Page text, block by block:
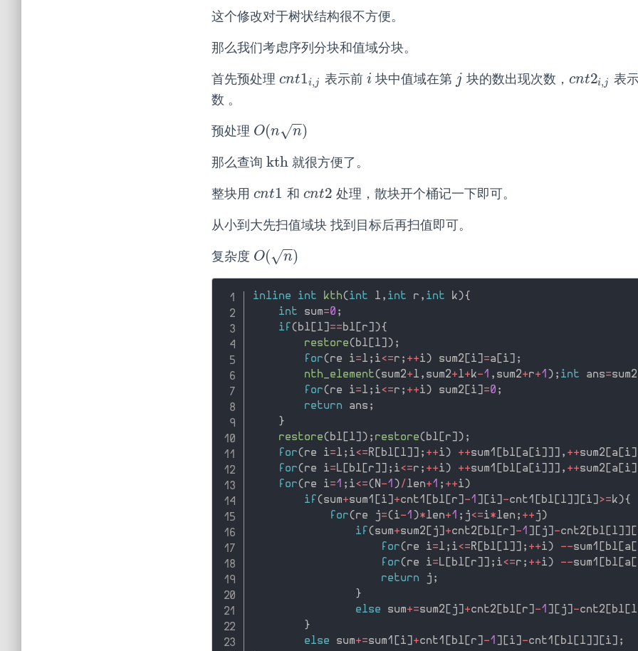
这个修改对于树状结构很不方便。
那么我们考虑序列分块和值域分块。
首先预处理 cnt1i,j
cnt1i, 表示前 i
i 块中值域在第 j
j 块的数出现次数， cnt2i,j
cnt2i, 表
数 。
预处理 O(n n
−
−
√ )
O(nn)
那么查询 kth
kth 就很方便了。
整块用 cnt1
cnt1 和 cnt2
cnt2 处理，散块开个桶记一下即可。
从小到大先扫值域块 找到目标后再扫值即可。
复杂度 O( n
−
−
√ )
O(n)
inline int kth(int l , int r , int k){
int sum=0 ;
if (bl [l] ==bl [r] ){
restore(bl [l] ) ;
for(re i=l ; i<=r ; ++i) sum2 [i] =a [i] ;
nth_element(sum2+l , sum2+l+k-1 , sum2+r+1 ) ; int ans=sum2
for(re i=l ; i<=r ; ++i) sum2 [i] =0 ;
return ans ;
}
restore(bl [l] ) ; restore(bl [r] ) ;
for(re i=l ; i<=R [bl [l] ] ; ++i) ++sum1 [bl [a [i] ] ] , ++sum2 [a [i]
for(re i=L [bl [r] ] ; i<=r ; ++i) ++sum1 [bl [a [i] ] ] , ++sum2 [a [i]
for(re i=1 ; i<=(N-1 ) / len+1 ; ++i)
if (sum+sum1 [i] +cnt1 [bl [r] -1 ] [i] -cnt1 [bl [l] ] [i] >=k){
for(re j=(i-1 )*len+1 ; j<=i*len ; ++ j)
if (sum+sum2 [ j] +cnt2 [bl [r] -1 ] [ j] -cnt2 [bl [l] ] [
for(re i=l ; i<=R [bl [l] ] ; ++i) --sum1 [bl [a [
for(re i=L [bl [r] ] ; i<=r ; ++i) --sum1 [bl [a [
return j ;
}
else sum+=sum2 [ j] +cnt2 [bl [r] -1 ] [ j] -cnt2 [bl [l
}
else sum+=sum1 [i] +cnt1 [bl [r] -1 ] [i] -cnt1 [bl [l] ] [i] ;